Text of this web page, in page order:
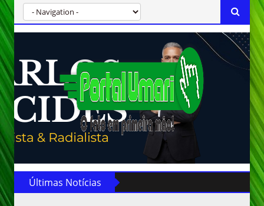
Últimas Notícias